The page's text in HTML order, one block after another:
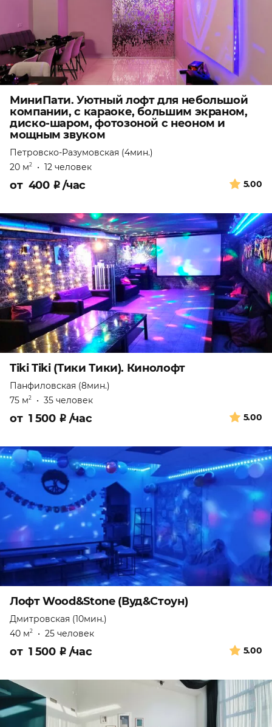
МиниПати. Уютный лофт для небольшой
компании, с караоке, большим экраном,
диско-шаром, фотозоной с неоном и
мощным звуком
Петровско-Разумовская (4мин.)
20 м2 • 12 человек
5.00
от 400 ₽/час
Tiki Tiki (Тики Тики). Кинолофт
Панфиловская (8мин.)
75 м2 • 35 человек
5.00
от 1 500 ₽ /час
Лофт Wood&Stone (Вуд&Стоун)
Дмитровская (10мин.)
40 м2 • 25 человек
5.00
от 1 500 ₽ /час